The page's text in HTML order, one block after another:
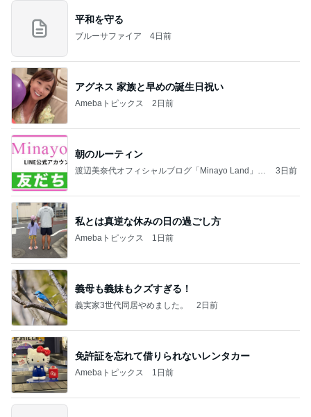
平和を守る
ブルーサファイア 4日前
アグネス 家族と早めの誕生日祝い
Amebaトピックス 2日前
朝のルーティン
渡辺美奈代オフィシャルブログ「Minayo Land」P
3日前
私とは真逆な休みの日の過ごし方
Amebaトピックス 1日前
義母も義妹もクズすぎる！
義実家3世代同居やめました。 2日前
免許証を忘れて借りられないレンタカー
Amebaトピックス 1日前